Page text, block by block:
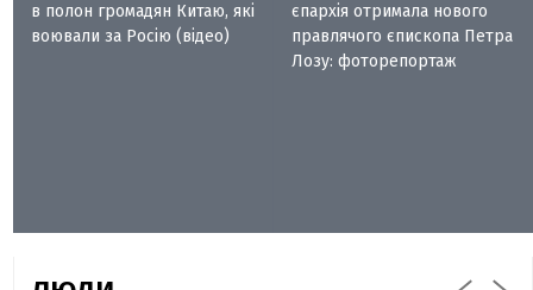
в полон громадян Китаю, які
воювали за Росію (відео)
єпархія отримала нового
правлячого єпископа Петра
Лозу: фоторепортаж